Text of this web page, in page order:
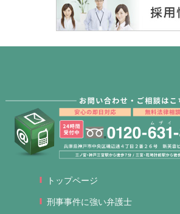
トップページ
刑事事件に強い弁護士